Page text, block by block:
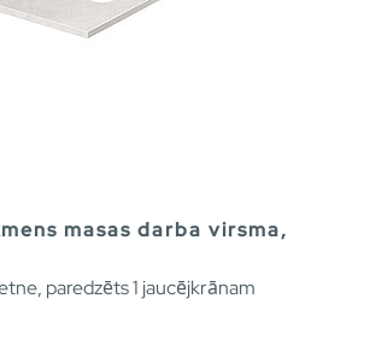
masas darba virsma,
paredzēts 1 jaucējkrānam